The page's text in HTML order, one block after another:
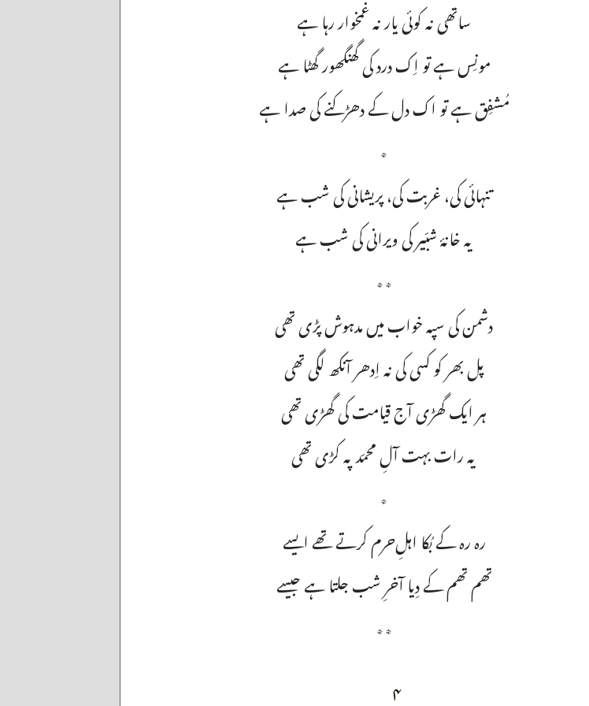
ساتھی نہ کوئی یار نہ غمخوار رہا ہے
مونِس ہے تو اِک درد کی گھنگھور گھٹا ہے
مُشفِق ہے تو اک دل کے دھڑکنے کی صدا ہے
٭
تنہائی کی، غربت کی، پریشانی کی شب ہے
یہ خانۂ شبّیر کی ویرانی کی شب ہے
٭٭
دشمن کی سپہ خواب میں‌ مدہوش پڑی تھی
پل بھر کو کسی کی نہ اِدھر آنکھ لگی تھی
ہر ایک گھڑی آج قیامت کی گھڑی تھی
یہ رات بہت آلِ محمّد پہ کڑی تھی
٭
رہ رہ کے بُکا اہلِ‌حرم کرتے تھے ایسے
تھم تھم کے دِیا آخرِ شب جلتا ہے جیسے
٭٭
۴